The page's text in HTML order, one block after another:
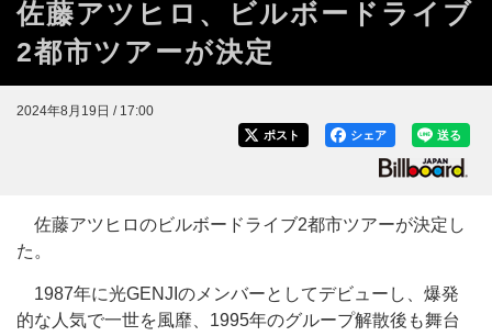
佐藤アツヒロ、ビルボードライブ
2都市ツアーが決定
2024年8月19日 / 17:00
送る
シェア
ポスト
佐藤アツヒロのビルボードライブ2都市ツアーが決定し
た。
1987年に光GENJIのメンバーとしてデビューし、爆発
的な人気で一世を風靡、1995年のグループ解散後も舞台